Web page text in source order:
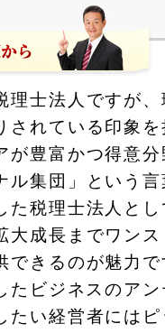
理士法人ですが
されている印象
が豊富かつ得意
ル集団」という
た税理士法人と
大成長までワン
できるのが魅力
たビジネスのア
たい経営者には